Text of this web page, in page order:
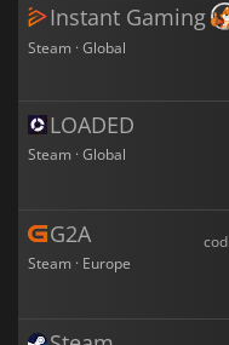
Instant Gaming
Steam · Global
LOADED
Steam · Global
G2A
Steam · Europe